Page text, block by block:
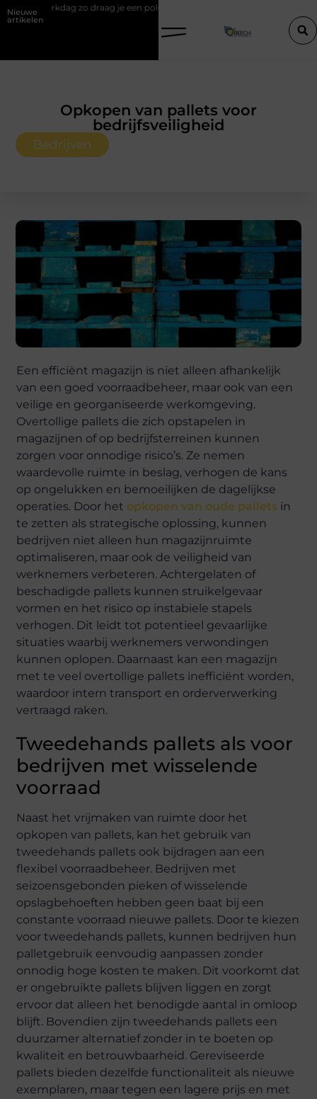
Nieuwe
artikelen
je een polo stijlvol Een vastgoedcoach als start van een
Opkopen van pallets voor
bedrijfsveiligheid
Bedrijven
Een efficiënt magazijn is niet alleen afhankelijk
van een goed voorraadbeheer, maar ook van een
veilige en georganiseerde werkomgeving.
Overtollige pallets die zich opstapelen in
magazijnen of op bedrijfsterreinen kunnen
zorgen voor onnodige risico’s. Ze nemen
waardevolle ruimte in beslag, verhogen de kans
op ongelukken en bemoeilijken de dagelijkse
operaties. Door het opkopen van oude pallets in
te zetten als strategische oplossing, kunnen
bedrijven niet alleen hun magazijnruimte
optimaliseren, maar ook de veiligheid van
werknemers verbeteren. Achtergelaten of
beschadigde pallets kunnen struikelgevaar
vormen en het risico op instabiele stapels
verhogen. Dit leidt tot potentieel gevaarlijke
situaties waarbij werknemers verwondingen
kunnen oplopen. Daarnaast kan een magazijn
met te veel overtollige pallets inefficiënt worden,
waardoor intern transport en orderverwerking
vertraagd raken.
Tweedehands pallets als voor
bedrijven met wisselende
voorraad
Naast het vrijmaken van ruimte door het
opkopen van pallets, kan het gebruik van
tweedehands pallets ook bijdragen aan een
flexibel voorraadbeheer. Bedrijven met
seizoensgebonden pieken of wisselende
opslagbehoeften hebben geen baat bij een
constante voorraad nieuwe pallets. Door te kiezen
voor tweedehands pallets, kunnen bedrijven hun
palletgebruik eenvoudig aanpassen zonder
onnodig hoge kosten te maken. Dit voorkomt dat
er ongebruikte pallets blijven liggen en zorgt
ervoor dat alleen het benodigde aantal in omloop
blijft. Bovendien zijn tweedehands pallets een
duurzamer alternatief zonder in te boeten op
kwaliteit en betrouwbaarheid. Gereviseerde
pallets bieden dezelfde functionaliteit als nieuwe
exemplaren, maar tegen een lagere prijs en met